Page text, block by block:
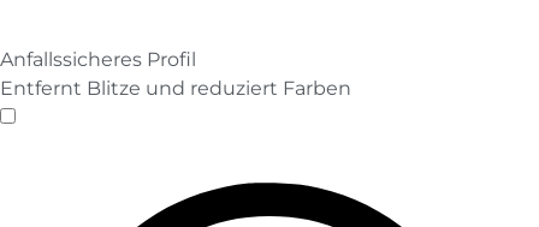
Anfallssicheres Profil
Entfernt Blitze und reduziert Farben
Anfallssicheres Profil